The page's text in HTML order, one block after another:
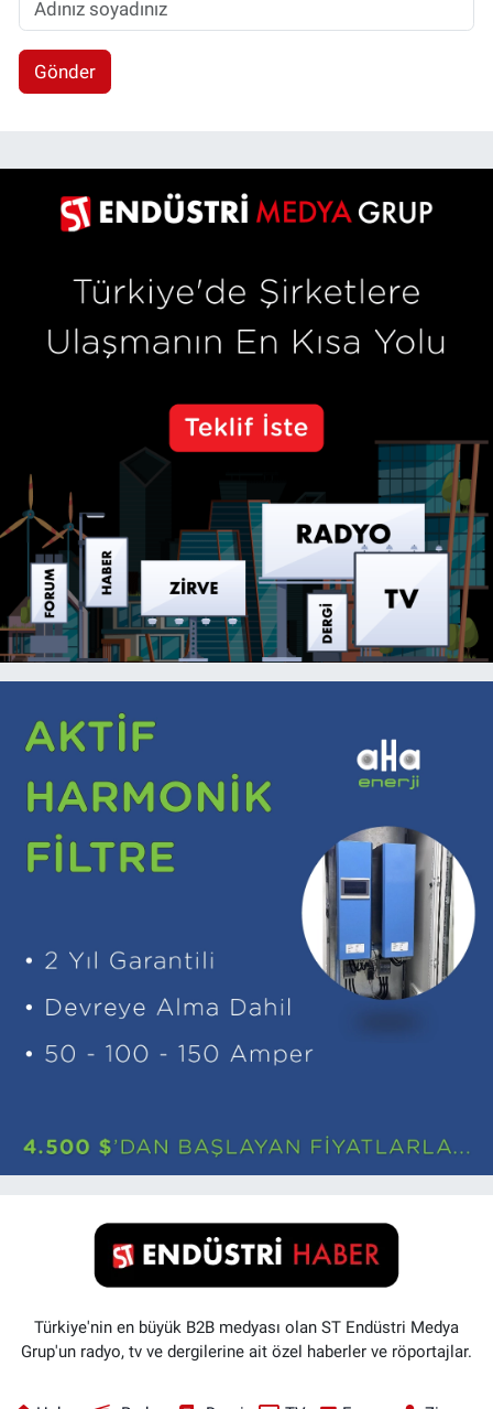
Gönder
Türkiye'nin en büyük B2B medyası olan ST Endüstri Medya
Grup'un radyo, tv ve dergilerine ait özel haberler ve röportajlar.